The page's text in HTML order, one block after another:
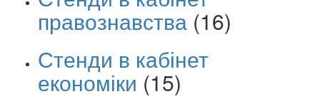
правознавства (16)
Стенди в кабінет
економіки (15)